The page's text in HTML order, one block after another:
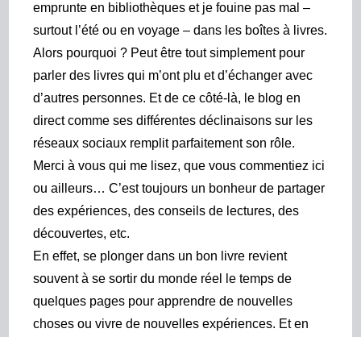
emprunte en bibliothèques et je fouine pas mal –
surtout l’été ou en voyage – dans les boîtes à livres.
Alors pourquoi ? Peut être tout simplement pour
parler des livres qui m’ont plu et d’échanger avec
d’autres personnes. Et de ce côté-là, le blog en
direct comme ses différentes déclinaisons sur les
réseaux sociaux remplit parfaitement son rôle.
Merci à vous qui me lisez, que vous commentiez ici
ou ailleurs… C’est toujours un bonheur de partager
des expériences, des conseils de lectures, des
découvertes, etc.
En effet, se plonger dans un bon livre revient
souvent à se sortir du monde réel le temps de
quelques pages pour apprendre de nouvelles
choses ou vivre de nouvelles expériences. Et en